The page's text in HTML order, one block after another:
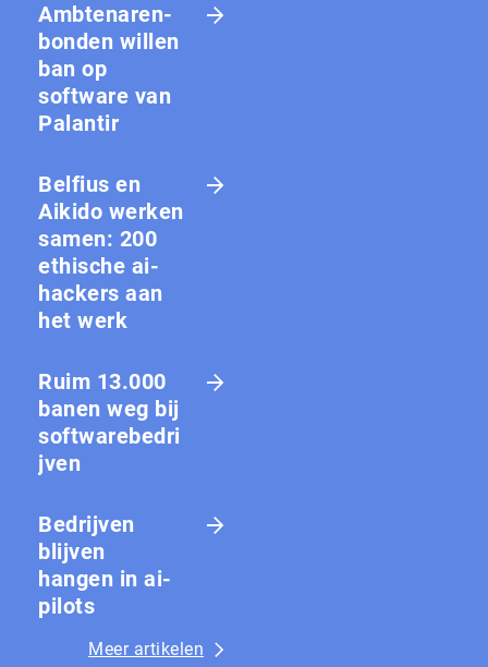
Amb­te­na­ren­
bon­den willen
ban op
software van
Palantir
Belfius en
Aikido werken
samen: 200
ethische ai-
hackers aan
het werk
Ruim 13.000
banen weg bij
softwarebedri
jven
Bedrijven
blijven
hangen in ai-
pilots
Meer artikelen